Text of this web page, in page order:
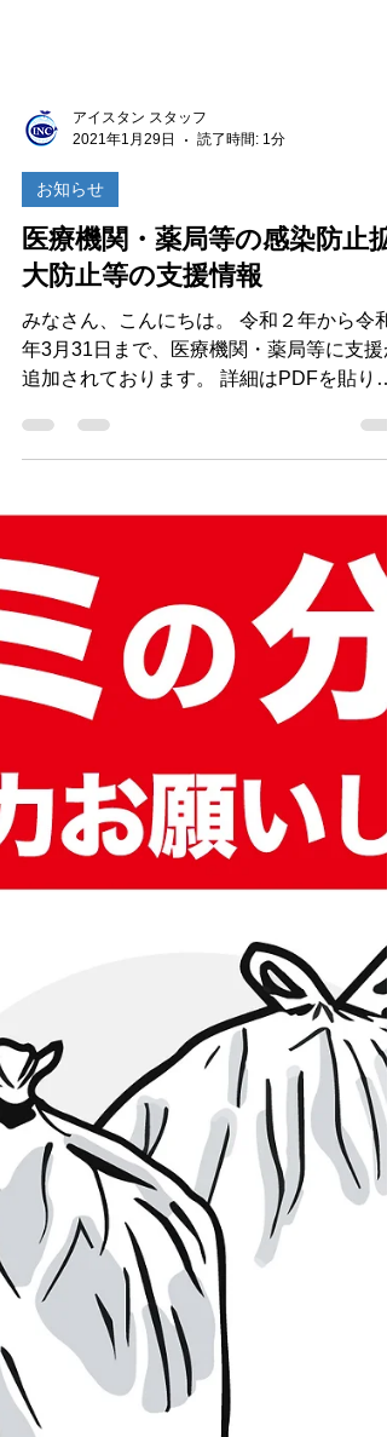
アイスタン スタッフ
2021年1月29日
読了時間: 1分
医療機関・薬局等の感染防止拡
大防止等の支援情報
みなさん、こんにちは。 令和２年から令
年3月31日まで、医療機関・薬局等に支援
けますので、ご覧下さい。 また、以下のリ
https://www.mhlw.go.jp/wp/yosan/yosan/
.